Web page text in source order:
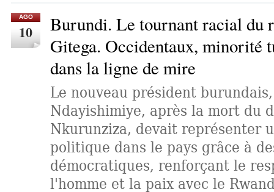
AGO
10
Burundi. Le tournant racial du
Gitega. Occidentaux, minorité
dans la ligne de mire
Le nouveau président
Ndayishimiye, après la mort du
Nkurunziza, devait représenter
politique dans le pays grâce à
démocratiques, renforçant le
l'homme et la paix avec le